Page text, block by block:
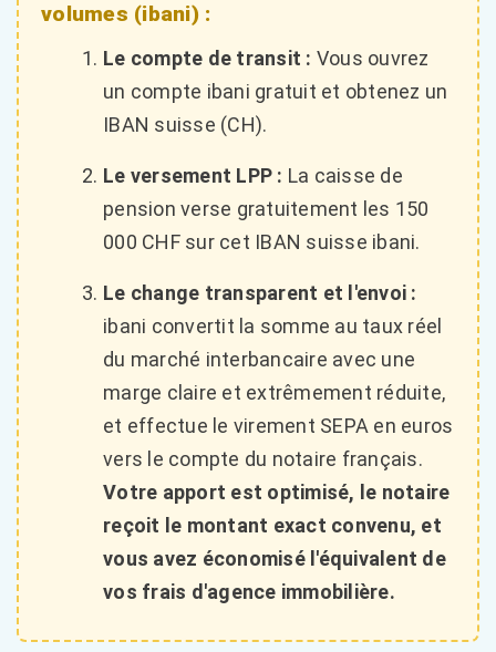
volumes (ibani) :
Le compte de transit : Vous ouvrez
un compte ibani gratuit et obtenez un
IBAN suisse (CH).
Le versement LPP : La caisse de
pension verse gratuitement les 150
000 CHF sur cet IBAN suisse ibani.
Le change transparent et l'envoi :
ibani convertit la somme au taux réel
du marché interbancaire avec une
marge claire et extrêmement réduite,
et effectue le virement SEPA en euros
vers le compte du notaire français.
Votre apport est optimisé, le notaire
reçoit le montant exact convenu, et
vous avez économisé l'équivalent de
vos frais d'agence immobilière.